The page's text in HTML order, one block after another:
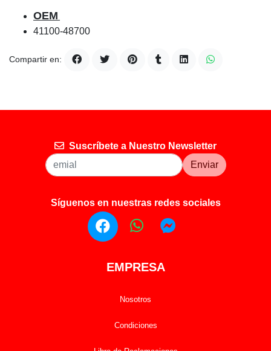
OEM
41100-48700
Compartir en:
Suscríbete a Nuestro Newsletter
Enviar
Síguenos en nuestras redes sociales
EMPRESA
Nosotros
Condiciones